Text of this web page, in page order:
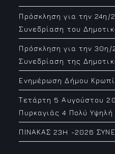
Πρόσκληση για την 24η/
Συνεδρίαση του
Πρόσκληση για την 30η/
Συνεδρίαση της
Ενημέρωση Δήμου
Τετάρτη 5 Αυγούστου
Πυρκαγιάς 4 Πολύ Υψηλή
ΠΙΝΑΚΑΣ 23H -2026